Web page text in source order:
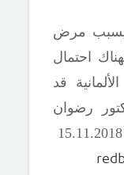
يسبب مرض
احتمال
قد
رضوان
11.20